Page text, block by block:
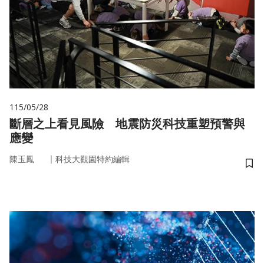
115/05/28
斷層之上看見風險 地震防災科技重塑預警與
應變
陳玉鳳 ｜ 科技大觀園特約編輯
儲